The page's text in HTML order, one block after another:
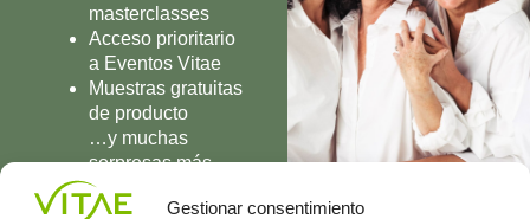
Gestionar consentimiento
masterclasses
Acceso prioritario
a Eventos Vitae
Muestras gratuitas
de producto
…y muchas
sorpresas más
UNIRME